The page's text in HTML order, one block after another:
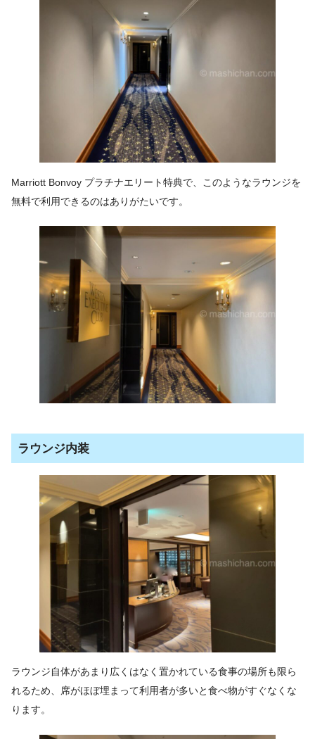
Marriott Bonvoy プラチナエリート特典で、このようなラウンジを
無料で利用できるのはありがたいです。
ラウンジ内装
ラウンジ自体があまり広くはなく置かれている食事の場所も限ら
れるため、席がほぼ埋まって利用者が多いと食べ物がすぐなくな
ります。